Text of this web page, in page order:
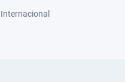
Internacional